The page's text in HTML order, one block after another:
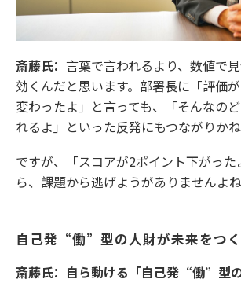
斎藤氏： 言葉で言われるより、数値で
効くんだと思います。部署長に「評価
変わったよ」と言っても、「そんなの
れるよ」といった反発にもつながりかね
ですが、「スコアが2ポイント下がった
ら、課題から逃げようがありませんよね
自己発“働”型の人財が未来をつ
斎藤氏：自ら動ける「自己発“働”型